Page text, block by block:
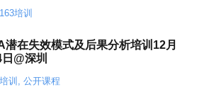
培训
潜在失效模式及后果分析培训12月
@深圳
训 , 公开课程